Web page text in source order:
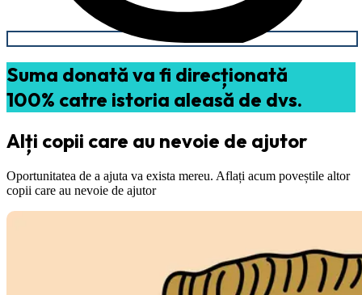
Suma donată va fi direcționată
100% catre istoria aleasă de dvs.
Alți copii care au nevoie de ajutor
Oportunitatea de a ajuta va exista mereu. Aflați acum poveștile altor
copii care au nevoie de ajutor